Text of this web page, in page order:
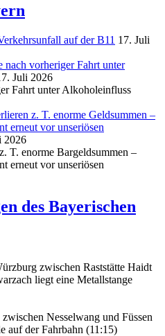
auf der B11 17. Juli
vorheriger Fahrt unter
Juli 2026
Fahrt unter Alkoholeinfluss
z. T. enorme Geldsummen –
erneut vor unseriösen
2026
T. enorme Bargeldsummen –
erneut vor unseriösen
des Bayerischen
zwischen Raststätte Haidt
liegt eine Metallstange
Nesselwang und Füssen
auf der Fahrbahn (11:15)